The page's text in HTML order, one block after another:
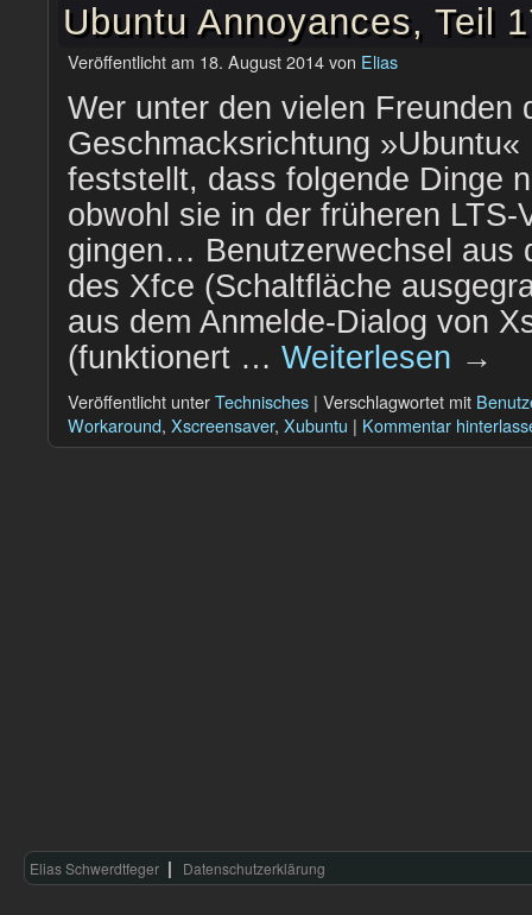
Ubuntu Annoyances, Teil
Veröffentlicht am 18. August 2014von Elias
Wer unter den vielen Freunden
Geschmacksrichtung
feststellt, dass folgende Dinge
obwohl sie in der früheren LTS-
gingen… Benutzerwechsel aus
des Xfce (Schaltfläche
aus dem Anmelde-Dialog von
(funktionert … Weiterlesen →
Veröffentlicht unterTechnisches | Verschlagwortet mit
Workaround, Xscreensaver, Xubuntu | Kommentar
Elias Schwerdtfeger Datenschutzerklärung